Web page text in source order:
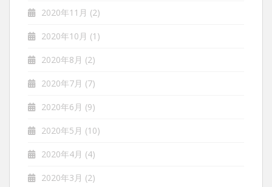
2020年11月 (2)
2020年10月 (1)
2020年8月 (2)
2020年7月 (7)
2020年6月 (9)
2020年5月 (10)
2020年4月 (4)
2020年3月 (2)